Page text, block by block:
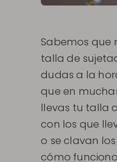
Sabemos que
talla de
dudas a la
que en
llevas tu talla
con los que
o se clavan
cómo